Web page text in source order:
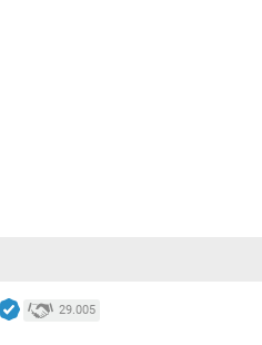
29.005